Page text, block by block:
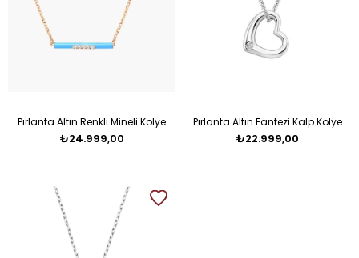
Pırlanta Altın Renkli Mineli Kolye
₺24.999,00
Pırlanta Altın Fantezi Kalp Kolye
₺22.999,00